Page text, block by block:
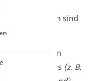
Ertragskonten sind
:
erfassen
Unternehmens (z. B.